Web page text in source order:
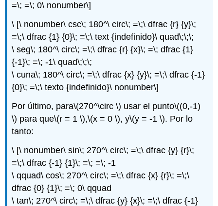
=\; =\; 0\ nonumber\]
\ [\ nonumber\ csc\; 180^\ circ\; =\;\ dfrac {r} {y}\;
=\;\ dfrac {1} {0}\; =\;\ text {indefinido}\ quad\;\;\;
\ seg\; 180^\ circ\; =\;\ dfrac {r} {x}\; =\; dfrac {1}
{-1}\; =\; -1\ quad\;\;\;
\ cuna\; 180^\ circ\; =\;\ dfrac {x} {y}\; =\;\ dfrac {-1}
{0}\; =\;\ texto {indefinido}\ nonumber\]
Por último, para\(270^\circ \) usar el punto\((0,-1)
\) para que\(r = 1 \),\(x = 0 \), y\(y = -1 \). Por lo
tanto:
\ [\ nonumber\ sin\; 270^\ circ\; =\;\ dfrac {y} {r}\;
=\;\ dfrac {-1} {1}\; =\; =\; -1
\ qquad\ cos\; 270^\ circ\; =\;\ dfrac {x} {r}\; =\;\
dfrac {0} {1}\; =\; 0\ qquad
\ tan\; 270^\ circ\; =\;\ dfrac {y} {x}\; =\;\ dfrac {-1}